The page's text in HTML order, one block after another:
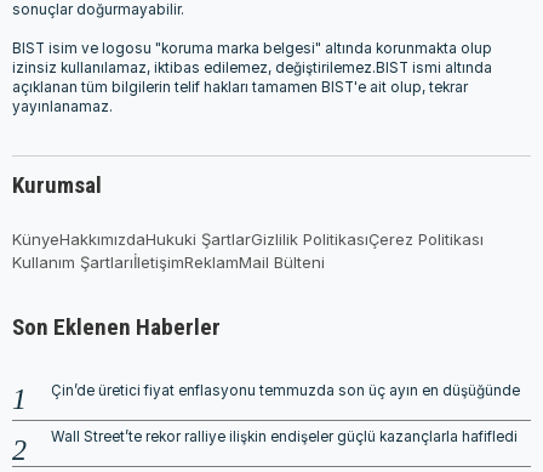
sonuçlar doğurmayabilir.
BIST isim ve logosu "koruma marka belgesi" altında korunmakta olup
izinsiz kullanılamaz, iktibas edilemez, değiştirilemez.BIST ismi altında
açıklanan tüm bilgilerin telif hakları tamamen BIST'e ait olup, tekrar
yayınlanamaz.
Kurumsal
KünyeHakkımızdaHukuki ŞartlarGizlilik PolitikasıÇerez Politikası
Kullanım ŞartlarıİletişimReklamMail Bülteni
Son Eklenen Haberler
Çin’de üretici fiyat enflasyonu temmuzda son üç ayın en düşüğünde
Wall Street’te rekor ralliye ilişkin endişeler güçlü kazançlarla hafifledi